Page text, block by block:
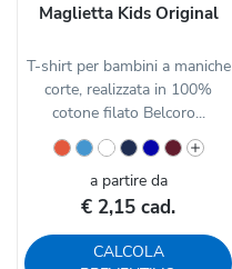
Maglietta Kids Original
T-shirt per bambini a maniche
corte, realizzata in 100%
cotone filato Belcoro...
a partire da
€ 2,15 cad.
CALCOLA